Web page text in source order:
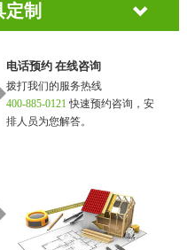
定制
电话预约 在线咨询
拨打我们的服务热线
400-885-0121 快速预约咨询，安
排人员为您解答。